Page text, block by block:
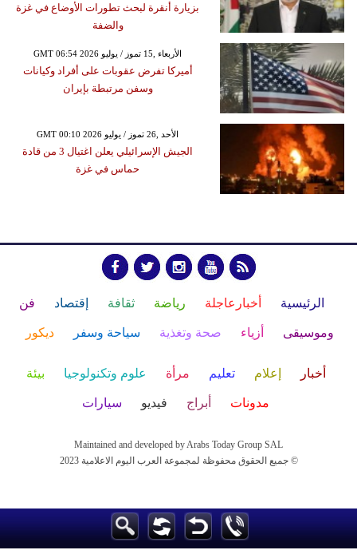
بزيارة أنقرة لبحث تطورات الأوضاع في غزة
والضفة
GMT 06:54 2026 الأربعاء ,15 تموز / يوليو
أميركا تفرض عقوبات على أفراد وكيانات
وسفن مرتبطة بإيران
GMT 00:10 2026 الأحد ,26 تموز / يوليو
الجيش الإسرائيلي يعلن اغتيال 3 من قادة
حماس في غزة
الرئيسية أخبارعاجلة رياضة ثقافة إقتصاد فن
وموسيقى أزياء صحة وتغذية سياحة وسفر ديكور
أخبار إعلام تعليم مرأة علوم وتكنولوجيا بيئة
مدونات أبراج فيديو سيارات
Maintained and developed by Arabs Today Group SAL
جميع الحقوق محفوظة لمجموعة العرب اليوم الاعلامية 2023 ©